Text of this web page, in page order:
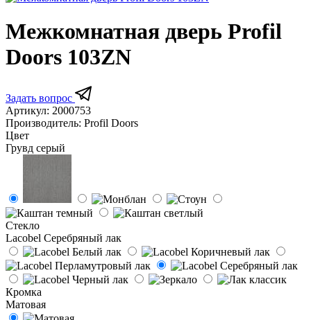
Межкомнатная дверь Profil
Doors 103ZN
Задать вопрос
Артикул: 2000753
Производитель: Profil Doors
Цвет
Грувд серый
Стекло
Lacobel Серебряный лак
Кромка
Матовая